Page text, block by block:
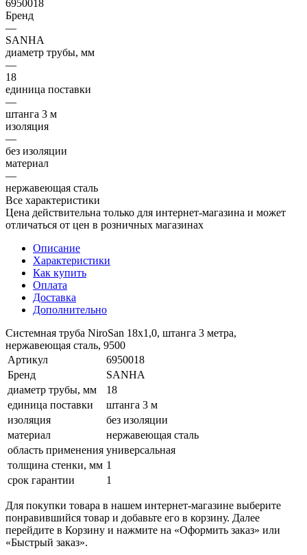
6950018
Бренд
—
SANHA
диаметр трубы, мм
—
18
единица поставки
—
штанга 3 м
изоляция
—
без изоляции
материал
—
нержавеющая сталь
Все характеристики
Цена действительна только для интернет-магазина и может
отличаться от цен в розничных магазинах
Описание
Характеристики
Как купить
Оплата
Доставка
Дополнительно
Системная труба NiroSan 18x1,0, штанга 3 метра,
нержавеющая сталь, 9500
Артикул
6950018
Бренд
SANHA
диаметр трубы, мм
18
единица поставки
штанга 3 м
изоляция
без изоляции
материал
нержавеющая сталь
область применения универсальная
толщина стенки, мм 1
срок гарантии
1
Для покупки товара в нашем интернет-магазине выберите
понравившийся товар и добавьте его в корзину. Далее
перейдите в Корзину и нажмите на «Оформить заказ» или
«Быстрый заказ».